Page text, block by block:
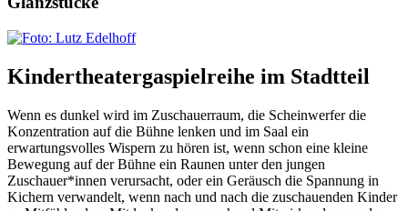
Kindertheatergaspielreihe im Stadtteil
Wenn es dunkel wird im Zuschauerraum, die Scheinwerfer die
Konzentration auf die Bühne lenken und im Saal ein
erwartungsvolles Wispern zu hören ist, wenn schon eine kleine
Bewegung auf der Bühne ein Raunen unter den jungen
Zuschauer*innen verursacht, oder ein Geräusch die Spannung in
Kichern verwandelt, wenn nach und nach die zuschauenden Kinder